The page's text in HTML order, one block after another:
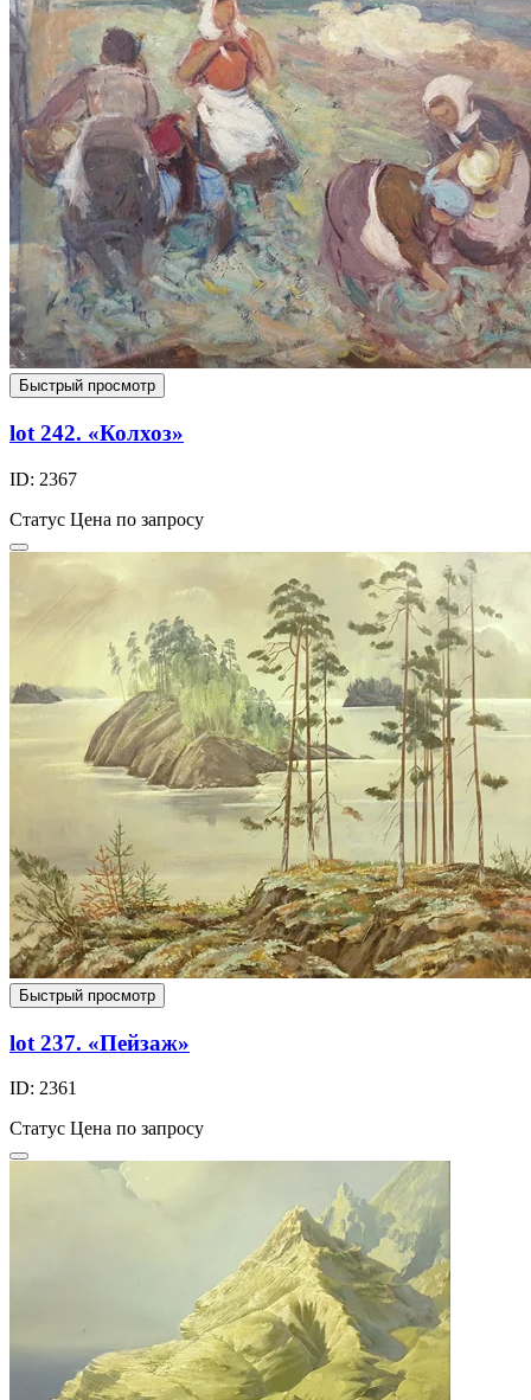
Быстрый просмотр
lot 242. «Колхоз»
ID: 2367
Статус Цена по запросу
Быстрый просмотр
lot 237. «Пейзаж»
ID: 2361
Статус Цена по запросу